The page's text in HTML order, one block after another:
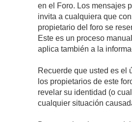
en el Foro. Los mensajes
invita a cualquiera que
propietario del foro se
Este es un proceso
aplica también a la
Recuerde que usted es el
los propietarios de este
revelar su identidad (o
cualquier situación